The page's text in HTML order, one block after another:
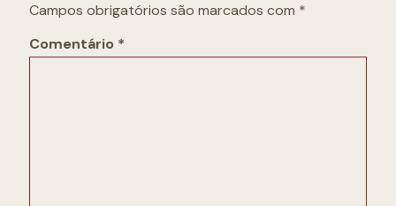
Campos obrigatórios são marcados com *
Comentário *